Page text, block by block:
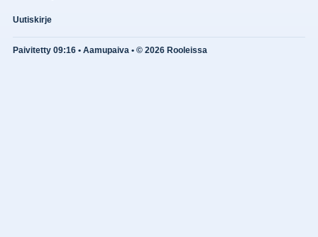
Uutiskirje
Paivitetty 09:16 • Aamupaiva • © 2026 Rooleissa